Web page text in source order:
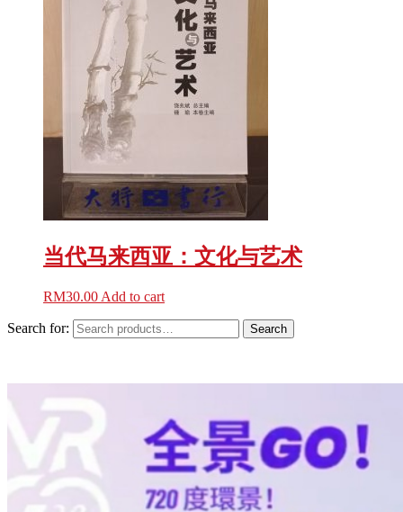
当代马来西亚：文化与艺术
RM30.00 Add to cart
Search for: Search